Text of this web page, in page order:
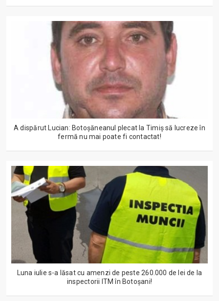
A dispărut Lucian: Botoșăneanul plecat la Timiș să lucreze în
fermă nu mai poate fi contactat!
Luna iulie s-a lăsat cu amenzi de peste 260.000 de lei de la
inspectorii ITM în Botoșani!